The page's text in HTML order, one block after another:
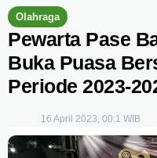
Olahraga
Pewarta Pase
Buka Puasa
Periode 2023-
16 April 2023, 00:1 WIB